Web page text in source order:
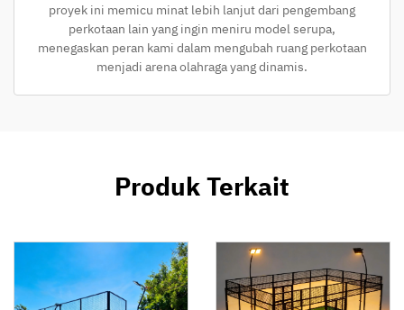
proyek ini memicu minat lebih lanjut dari pengembang
perkotaan lain yang ingin meniru model serupa,
menegaskan peran kami dalam mengubah ruang perkotaan
menjadi arena olahraga yang dinamis.
Produk Terkait